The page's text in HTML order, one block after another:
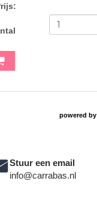
:
powered by
Stuur een email
info@carrabas.nl